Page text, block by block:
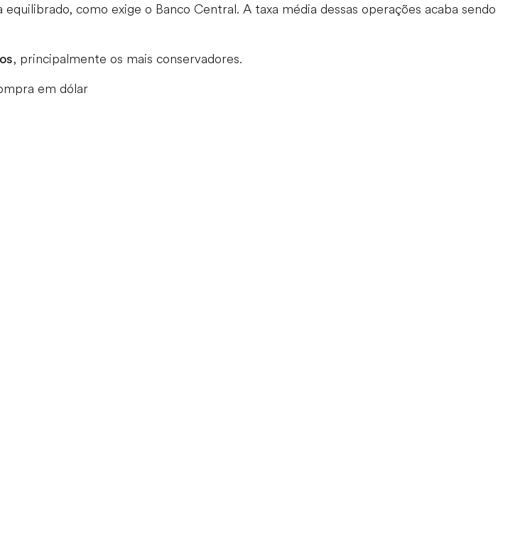
como exige o Banco Central. A taxa média dessas operações acaba sendo
, principalmente os mais conservadores.